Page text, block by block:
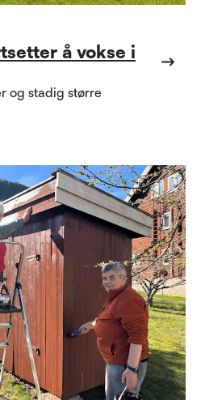
å vokse i
og stadig større